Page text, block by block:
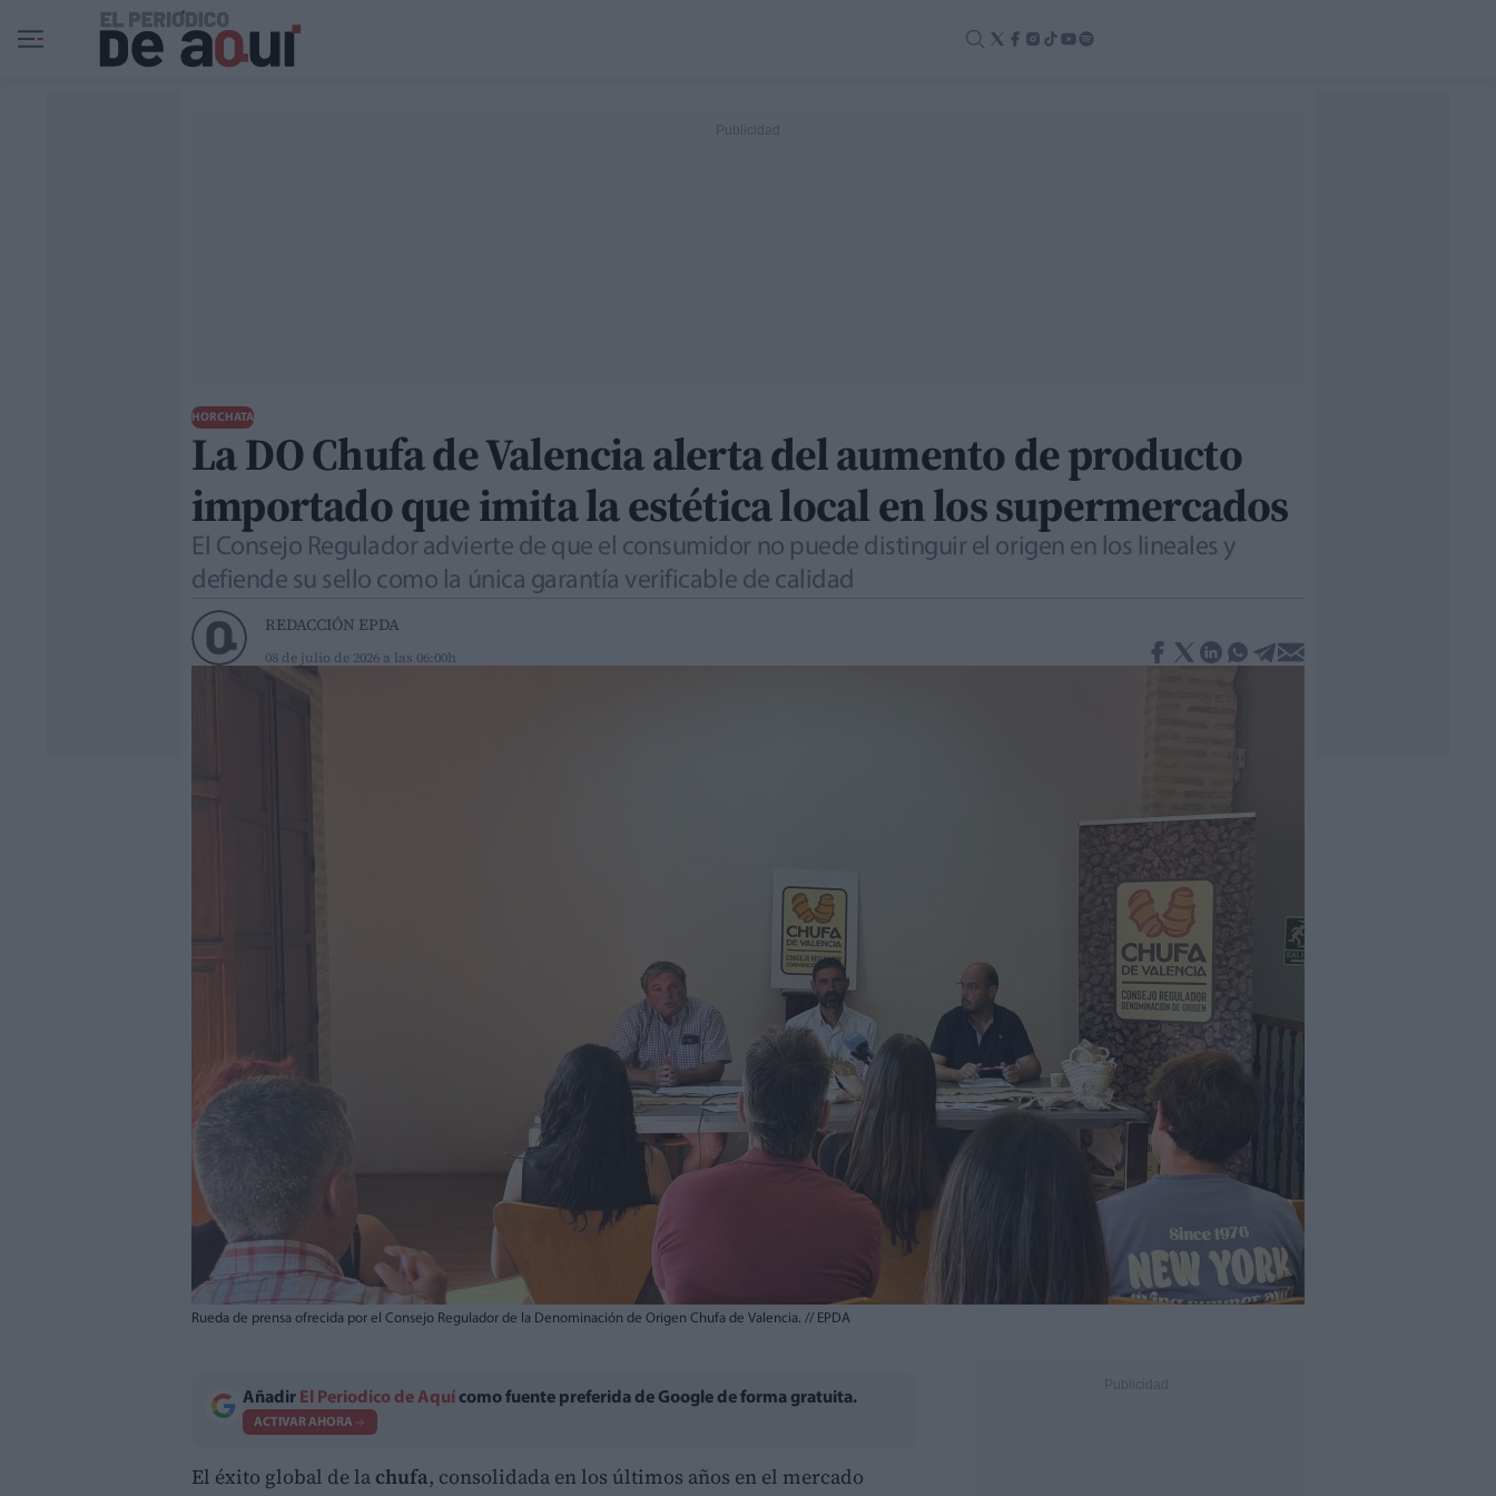
Ir al contenido principal
HORCHATA
La DO Chufa de Valencia alerta del aumento de producto
importado que imita la estética local en los supermercados
El Consejo Regulador advierte de que el consumidor no puede distinguir el origen en los lineales y
defiende su sello como la única garantía verificable de calidad
REDACCIÓN EPDA
08 de julio de 2026 a las 06:00h
Rueda de prensa ofrecida por el Consejo Regulador de la Denominación de Origen Chufa de Valencia. // EPDA
Añadir El Periodico de Aquí como fuente preferida de Google de forma gratuita.
ACTIVAR AHORA
El éxito global de la chufa, consolidada en los últimos años en el mercado